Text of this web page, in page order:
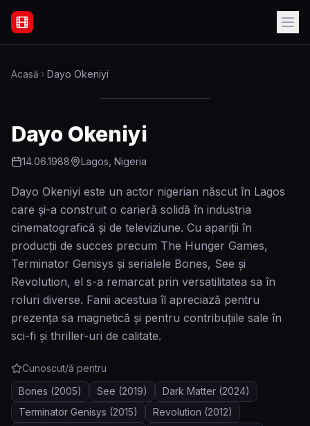
Filme Online Subtitrate - Acasă
Acasă Dayo Okeniyi
Dayo Okeniyi
14.06.1988 Lagos, Nigeria
Dayo Okeniyi este un actor nigerian născut în Lagos
care și-a construit o carieră solidă în industria
cinematografică și de televiziune. Cu apariții în
producții de succes precum The Hunger Games,
Terminator Genisys și serialele Bones, See și
Revolution, el s-a remarcat prin versatilitatea sa în
roluri diverse. Fanii acestuia îl apreciază pentru
prezența sa magnetică și pentru contribuțiile sale în
sci-fi și thriller-uri de calitate.
Cunoscut/ă pentru
Bones (2005) See (2019) Dark Matter (2024)
Terminator Genisys (2015) Revolution (2012)